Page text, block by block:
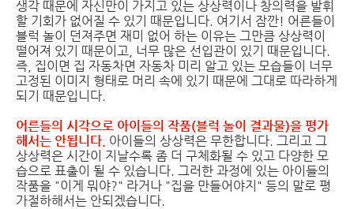
생각 때문에 자신만이 가지고 있는 상상력이나 창의력을 발휘
할 기회가 없어질 수 있기 때문입니다. 여기서 잠깐! 어른들이
블럭 놀이 던져주면 재미 없어 하는 이유는 그만큼 상상력이
떨어져 있기 때문이고, 너무 많은 선입관이 있기 때문입니다.
즉, 집이면 집 자동차면 자동차 미리 알고 있는 모습들이 너무
고정된 이미지 형태로 머리 속에 있기 때문에 그대로 따라하게
되기 때문입니다.
어른들의 시각으로 아이들의 작품(블럭 놀이 결과물)을 평가
해서는 안됩니다. 아이들의 상상력은 무한합니다. 그리고 그
상상력은 시간이 지날수록 좀 더 구체화될 수 있고 다양한 모
습으로 표출이 될 수 있습니다. 그러한 과정에 있는 아이들의
작품을 "이게 뭐야?" 라거나 "집을 만들어야지" 등의 말로 평
가절하해서는 안되겠습니다.